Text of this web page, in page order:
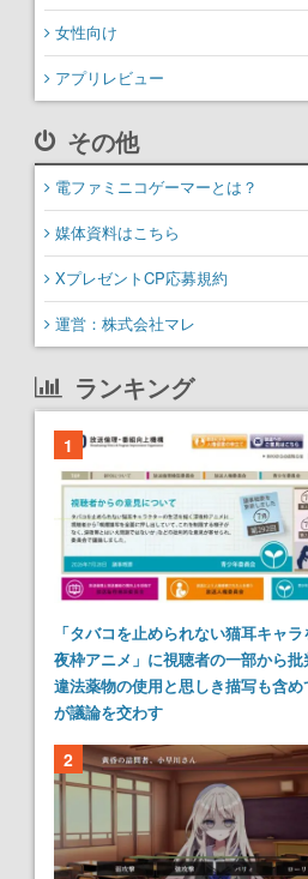
女性向け
アプリレビュー
その他
電ファミニコゲーマーとは？
媒体資料はこちら
XプレゼントCP応募規約
運営：株式会社マレ
ランキング
1
「タバコを止められない猫耳キャ
夜枠アニメ」に視聴者の一部から批
違法薬物の使用と思しき描写も含
が議論を交わす
2